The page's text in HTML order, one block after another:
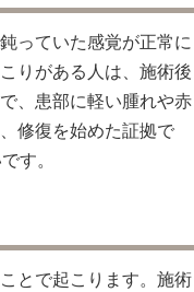
っていた感覚が正常に
りがある人は、施術後
、患部に軽い腫れや赤
修復を始めた証拠で
す。
とで起こります。施術